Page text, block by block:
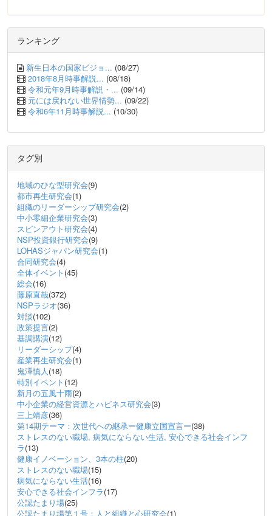
ランキング
新生日本の国家ビジョ... (08/27)
2018年8月時事解説... (08/18)
令和元年9月時事解説・... (09/14)
元には戻れない世界情勢... (09/22)
令和6年11月時事解説... (10/30)
タグ別
地域のひな型研究会(9)
都市再生研究会(1)
組織のリーダーシップ研究会(2)
中小零細企業研究会(3)
スピンアウト研究会(4)
NSP投資銀行研究会(9)
LOHASジャパン研究会(1)
合同研究会(4)
全体イベント (45)
総会(16)
藤原直哉(372)
NSPラジオ(36)
対談(102)
政策提言(2)
基調講演(12)
リーダーシップ(4)
産業再生研究会(1)
鬼澤慎人(18)
特別イベント (12)
新月の五風十雨(2)
中小企業の経営資源とハピネス研究会(3)
三上靖彦(36)
第14期テーマ：次世代への継承ー健康立国宣言ー(38)
ストレスのない職場, 病気にならない生活, 安心できる社会インフ
ラ(13)
健康イノベーション、3本の柱(20)
ストレスのない職場(15)
病気にならない生活(16)
安心できる社会インフラ(17)
公認たまり場(25)
公認たまり場第１号：人と組織と心研究会(1)